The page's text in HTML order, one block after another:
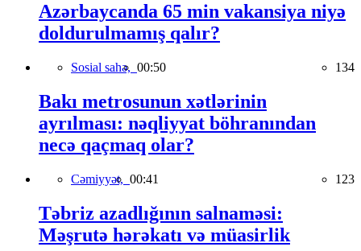
Azərbaycanda 65 min vakansiya niyə
doldurulmamış qalır?
Sosial sahə, 00:50 134
Bakı metrosunun xətlərinin
ayrılması: nəqliyyat böhranından
necə qaçmaq olar?
Cəmiyyət, 00:41 123
Təbriz azadlığının salnaməsi:
Məşrutə hərəkatı və müasirlik